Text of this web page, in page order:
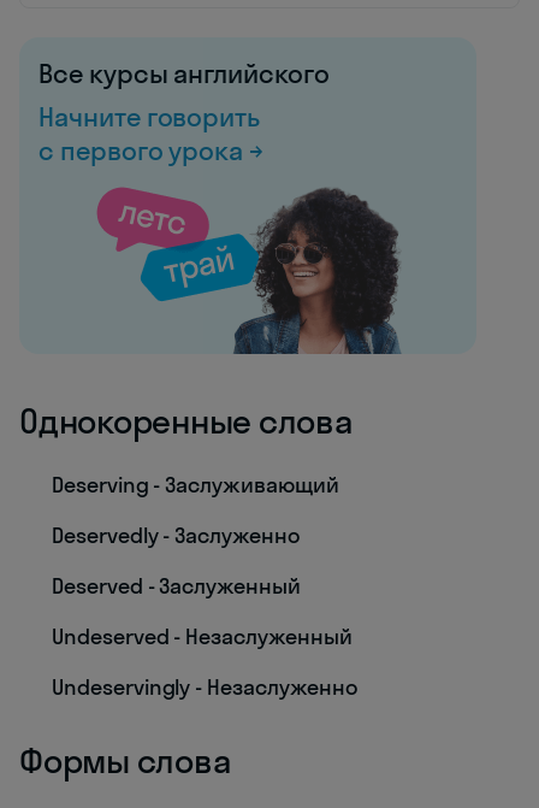
Все курсы английского
Начните говорить
с первого урока →
Однокоренные слова
Deserving - Заслуживающий
Deservedly - Заслуженно
Deserved - Заслуженный
Undeserved - Незаслуженный
Undeservingly - Незаслуженно
Формы слова